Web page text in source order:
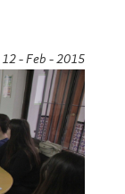
12 - Feb - 2015